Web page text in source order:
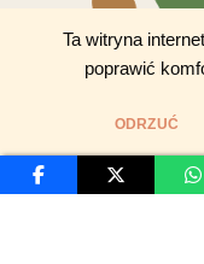
Ta witryna
poprawić
ODRZUĆ